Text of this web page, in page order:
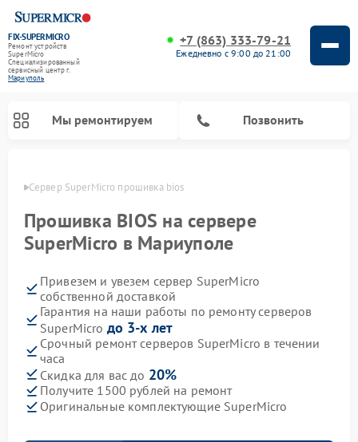
FIX-SUPERMICRO
Ремонт устройств
SuperMicro
Специализированный
cервисный центр г.
Мариуполь
+7 (863) 333-79-21
Ежедневно с 9:00 до 21:00
Мы ремонтируем Позвонить
Сервер SuperMicro прошивка bios
Прошивка BIOS на сервере
SuperMicro в Мариуполе
Привезем и увезем сервер SuperMicro
собственной доставкой
Гарантия на наши работы по ремонту серверов
SuperMicro до 3-х лет
Срочный ремонт серверов SuperMicro в течении
часа
Скидка для вас до 20%
Получите 1500 рублей на ремонт
Оригинальные комплектующие SuperMicro